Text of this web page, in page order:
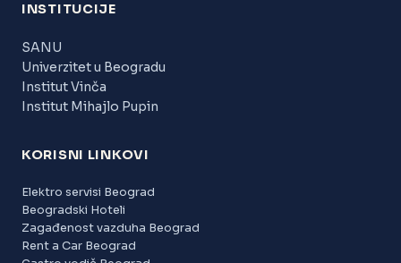
INSTITUCIJE
SANU
Univerzitet u Beogradu
Institut Vinča
Institut Mihajlo Pupin
KORISNI LINKOVI
Elektro servisi Beograd
Beogradski Hoteli
Zagađenost vazduha Beograd
Rent a Car Beograd